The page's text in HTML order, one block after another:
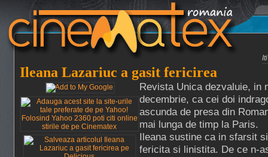
Ileana Lazariuc a gasit fericirea
Revista Unica dezvaluie, in
decembrie, ca cei doi
ascunda de presa din
mai lunga de timp la Paris.
Ileana sustine ca in sfarsit
fericita si linistita. De ce n-